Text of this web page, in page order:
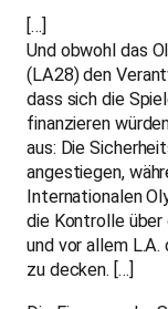
[…]
Und obwohl das
(LA28) den
dass sich die
finanzieren
aus: Die
angestiegen,
Internationalen
die Kontrolle über
und vor allem
zu decken. […]